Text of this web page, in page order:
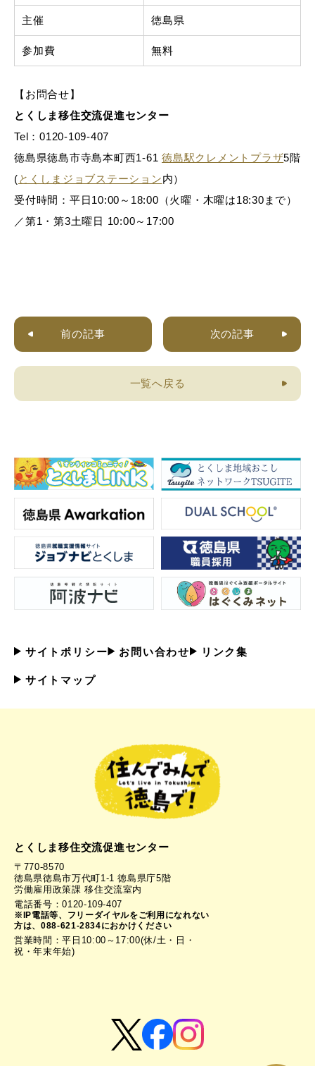
主催 徳島県
参加費 無料
【お問合せ】
とくしま移住交流促進センター
Tel：0120-109-407
徳島県徳島市寺島本町西1-61 徳島駅クレメントプラザ5階
(とくしまジョブステーション内）
受付時間：平日10:00～18:00（火曜・木曜は18:30まで）
／第1・第3土曜日 10:00～17:00
前の記事 次の記事
一覧へ戻る
サイトポリシー お問い合わせ リンク集
サイトマップ
とくしま移住交流促進センター
〒770-8570
徳島県徳島市万代町1-1 徳島県庁5階
労働雇用政策課 移住交流室内
電話番号：0120-109-407
※IP電話等、フリーダイヤルをご利用になれない
方は、088-621-2834におかけください
営業時間：平日10:00～17:00(休/土・日・
祝・年末年始)